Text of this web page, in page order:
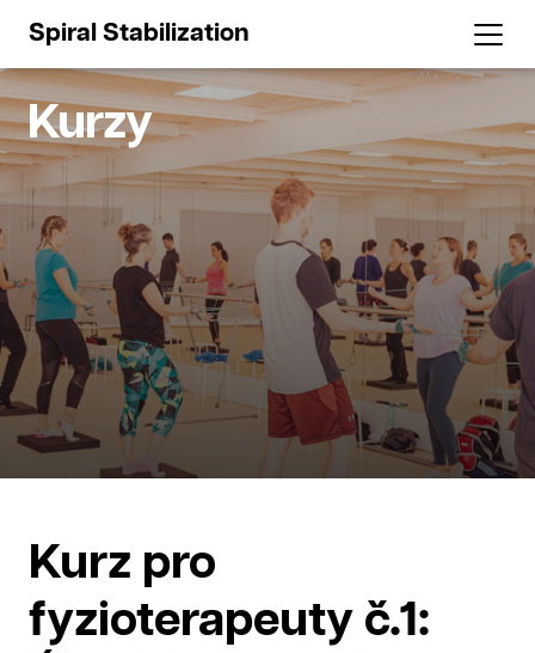
Spiral Stabilization
Kurzy
Kurz pro
fyzioterapeuty č.1: